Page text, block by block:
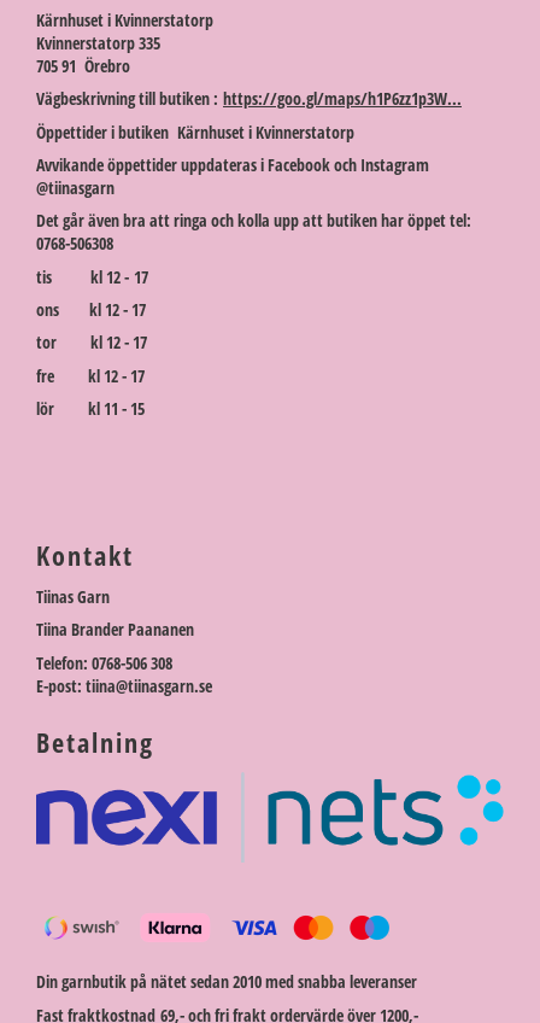
Kärnhuset i Kvinnerstatorp
Kvinnerstatorp 335
705 91 Örebro
Vägbeskrivning till butiken : https://goo.gl/maps/h1P6zz1p3W...
Öppettider i butiken Kärnhuset i Kvinnerstatorp
Avvikande öppettider uppdateras i Facebook och Instagram
@tiinasgarn
Det går även bra att ringa och kolla upp att butiken har öppet tel:
0768-506308
tis kl 12 - 17
ons kl 12 - 17
tor kl 12 - 17
fre kl 12 - 17
lör kl 11 - 15
Kontakt
Tiinas Garn
Tiina Brander Paananen
Telefon: 0768-506 308
E-post: tiina@tiinasgarn.se
Betalning
Din garnbutik på nätet sedan 2010 med snabba leveranser
Fast fraktkostnad 69,- och fri frakt ordervärde över 1200,-